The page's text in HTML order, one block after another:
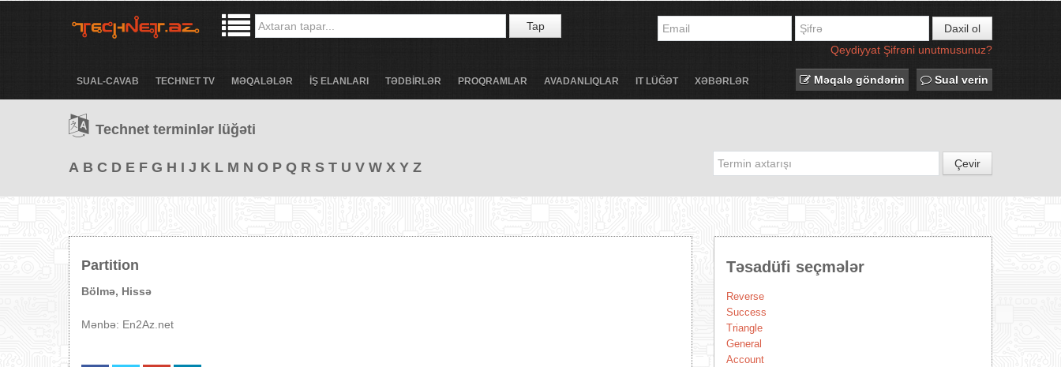
Tap
Daxil ol
Qeydiyyat Şifrəni unutmusunuz?
SUAL-CAVAB TECHNET TV MƏQALƏLƏR İŞ ELANLARI TƏDBİRLƏR PROQRAMLAR AVADANLIQLAR IT LÜĞƏT XƏBƏRLƏR Məqalə göndərin Sual verin
Technet terminlər lüğəti
A B C D E F G H I J K L M N O P Q R S T U V W X Y Z Çevir
Partition
Bölmə, Hissə
Mənbə: En2Az.net
Təsadüfi seçmələr
Reverse
Success
Triangle
General
Account